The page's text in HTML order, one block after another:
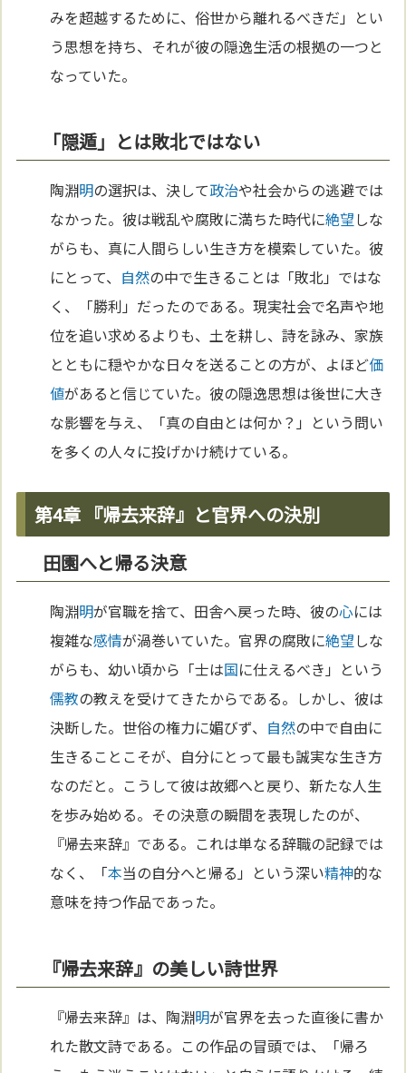
みを超越するために、俗世から離れるべきだ」とい
う思想を持ち、それが彼の隠逸生活の根拠の一つと
なっていた。
「隠遁」とは敗北ではない
陶淵明の選択は、決して政治や社会からの逃避では
なかった。彼は戦乱や腐敗に満ちた時代に絶望しな
がらも、真に人間らしい生き方を模索していた。彼
にとって、 自然の中で生きることは「敗北」ではな
く、「勝利」だったのである。現実社会で名声や地
位を追い求めるよりも、土を耕し、詩を詠み、家族
とともに穏やかな日々を送ることの方が、よほど価
値があると信じていた。彼の隠逸思想は後世に大き
な影響を与え、「真の自由とは何か？」という問い
を多くの人々に投げかけ続けている。
第4章 『帰去来辞』と官界への決別
田園へと帰る決意
陶淵明が官職を捨て、田舎へ戻った時、彼の心には
複雑な感情が渦巻いていた。官界の腐敗に絶望しな
がらも、幼い頃から「士は国に仕えるべき」という
儒教の教えを受けてきたからである。しかし、彼は
決断した。世俗の権力に媚びず、 自然の中で自由に
生きることこそが、自分にとって最も誠実な生き方
なのだと。こうして彼は故郷へと戻り、新たな人生
を歩み始める。その決意の瞬間を表現したのが、
『帰去来辞』である。これは単なる辞職の記録では
なく、「本当の自分へと帰る」という深い精神的な
意味を持つ作品であった。
『帰去来辞』の美しい詩世界
『帰去来辞』は、陶淵明が官界を去った直後に書か
れた散文詩である。この作品の冒頭では、「帰ろ